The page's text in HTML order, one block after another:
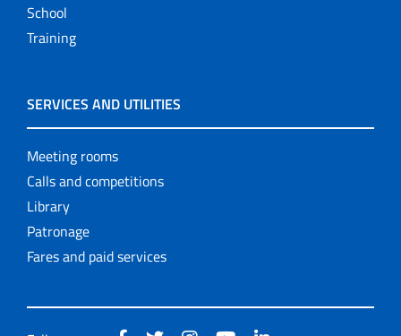
School
Training
SERVICES AND UTILITIES
Meeting rooms
Calls and competitions
Library
Patronage
Fares and paid services